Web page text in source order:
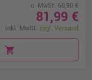
o. MwSt. 68,90 €
81,99 €
inkl. MwSt. zzgl. Versand
shopping_cart